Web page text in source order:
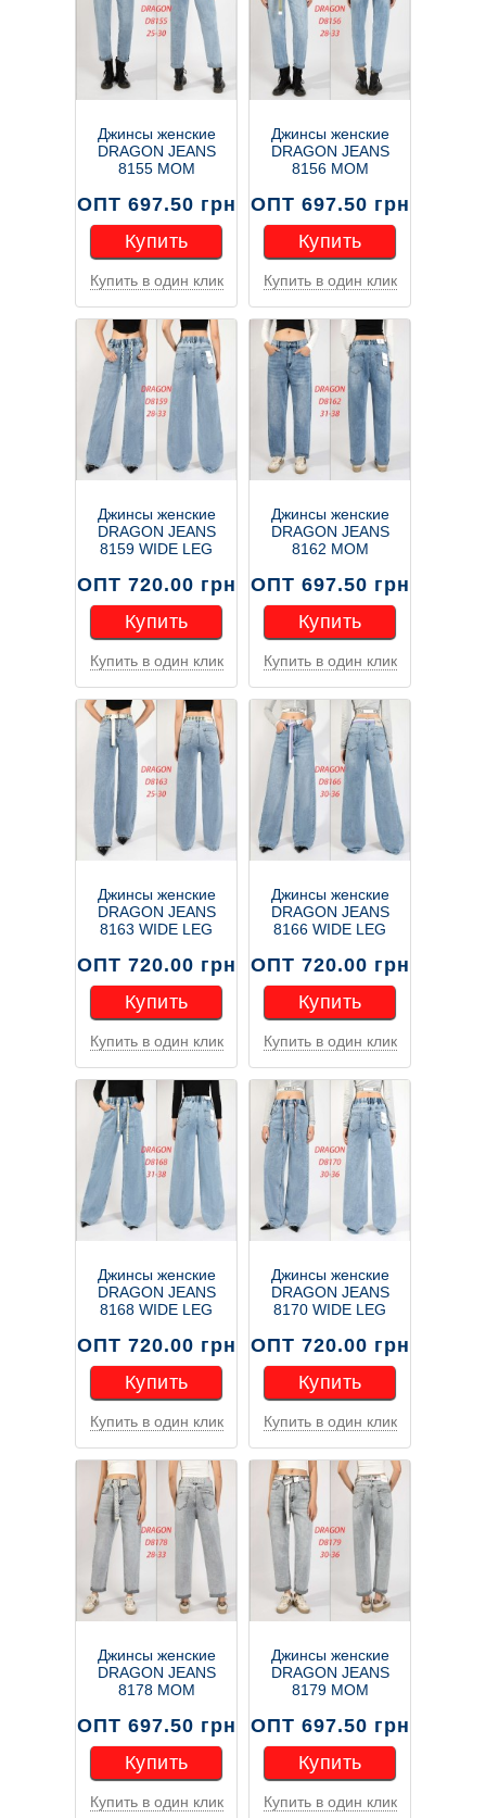
Джинсы женские
DRAGON JEANS
8155 МОМ
ОПТ 697.50 грн
Купить
Купить
Купить в один клик
Джинсы женские
DRAGON JEANS
8156 MOM
ОПТ 697.50 грн
Купить
Купить
Купить в один клик
Джинсы женские
DRAGON JEANS
8159 WIDE LEG
ОПТ 720.00 грн
Купить
Купить
Купить в один клик
Джинсы женские
DRAGON JEANS
8162 МОМ
ОПТ 697.50 грн
Купить
Купить
Купить в один клик
Джинсы женские
DRAGON JEANS
8163 WIDE LEG
ОПТ 720.00 грн
Купить
Купить
Купить в один клик
Джинсы женские
DRAGON JEANS
8166 WIDE LEG
ОПТ 720.00 грн
Купить
Купить
Купить в один клик
Джинсы женские
DRAGON JEANS
8168 WIDE LEG
ОПТ 720.00 грн
Купить
Купить
Купить в один клик
Джинсы женские
DRAGON JEANS
8170 WIDE LEG
ОПТ 720.00 грн
Купить
Купить
Купить в один клик
Джинсы женские
DRAGON JEANS
8178 MOM
ОПТ 697.50 грн
Купить
Купить в один клик
Джинсы женские
DRAGON JEANS
8179 МОМ
ОПТ 697.50 грн
Купить
Купить в один клик